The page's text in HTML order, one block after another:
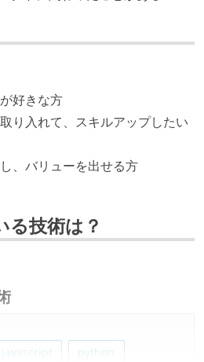
好きな方
り入れて、スキルアップしたい
、バリューを出せる方
る技術は？
javascript python